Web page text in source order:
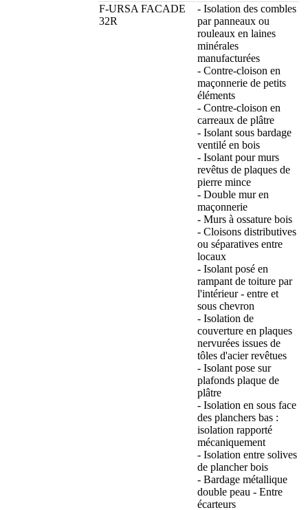
F-URSA FACADE
32R
- Isolation des combles
par panneaux ou
rouleaux en laines
minérales
manufacturées
- Contre-cloison en
maçonnerie de petits
éléments
- Contre-cloison en
carreaux de plâtre
- Isolant sous bardage
ventilé en bois
- Isolant pour murs
revêtus de plaques de
pierre mince
- Double mur en
maçonnerie
- Murs à ossature bois
- Cloisons distributives
ou séparatives entre
locaux
- Isolant posé en
rampant de toiture par
l'intérieur - entre et
sous chevron
- Isolation de
couverture en plaques
nervurées issues de
tôles d'acier revêtues
- Isolant pose sur
plafonds plaque de
plâtre
- Isolation en sous face
des planchers bas :
isolation rapporté
mécaniquement
- Isolation entre solives
de plancher bois
- Bardage métallique
double peau - Entre
écarteurs